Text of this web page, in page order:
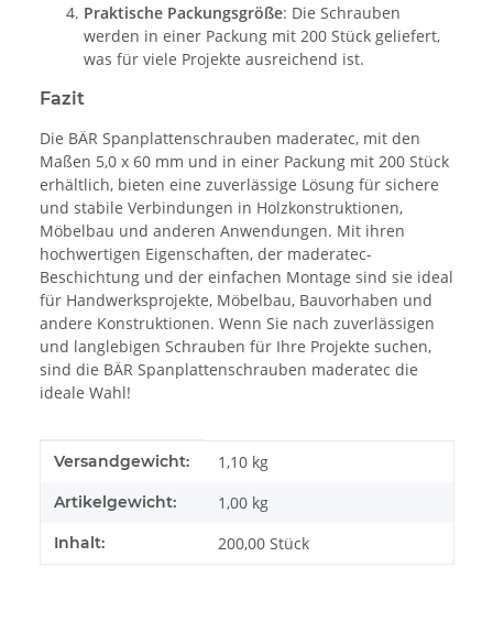
Praktische Packungsgröße: Die Schrauben
werden in einer Packung mit 200 Stück geliefert,
was für viele Projekte ausreichend ist.
Fazit
Die BÄR Spanplattenschrauben maderatec, mit den
Maßen 5,0 x 60 mm und in einer Packung mit 200 Stück
erhältlich, bieten eine zuverlässige Lösung für sichere
und stabile Verbindungen in Holzkonstruktionen,
Möbelbau und anderen Anwendungen. Mit ihren
hochwertigen Eigenschaften, der maderatec-
Beschichtung und der einfachen Montage sind sie ideal
für Handwerksprojekte, Möbelbau, Bauvorhaben und
andere Konstruktionen. Wenn Sie nach zuverlässigen
und langlebigen Schrauben für Ihre Projekte suchen,
sind die BÄR Spanplattenschrauben maderatec die
ideale Wahl!
Produkteigenschaft
Wert
Versandgewicht: 1,10 kg
Artikelgewicht: 1,00 kg
Inhalt: 200,00 Stück